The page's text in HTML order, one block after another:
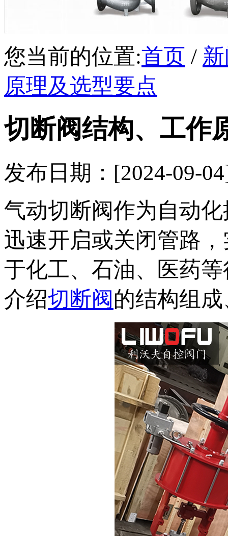
您当前的位置:首页 /
原理及选型要点
切断阀‌结构、‌工作
发布日期：[2024-09-
气动切断阀作为自动
迅速开启或关闭管路
于化工、石油、医药
介绍切断阀的结构组